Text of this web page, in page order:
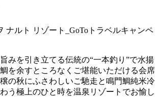
みを引き立てる伝統の“一本釣り”で水揚
を余すところなくご堪能いただける会席
の秋にふさわしいご馳走と鳴門鯛純米冷
う極上のひと時を温泉リゾートでお愉し